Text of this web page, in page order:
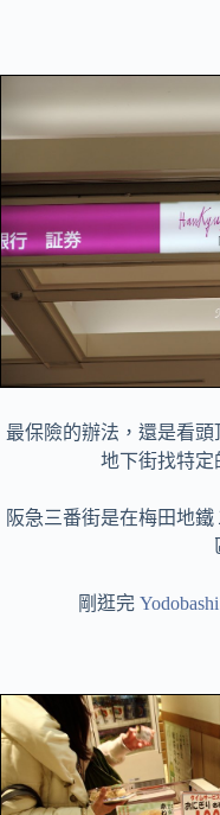
最保險的辦法，還是看
地下街找特定
阪急三番街是在梅田地
剛逛完Yodobashi